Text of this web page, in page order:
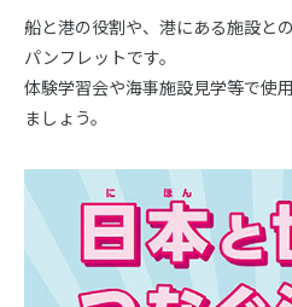
コンクール
学校の先生へ
イベント情報
コンテンツガイド
船と港の役割や、港にある施設と
パンフレットです。
体験学習会や海事施設見学等で使
ましょう。